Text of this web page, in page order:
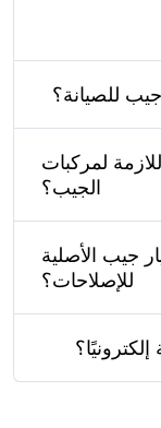
للصيانة؟
لمركبات
الجيب؟
جيب الأصلية
للإصلاحات؟